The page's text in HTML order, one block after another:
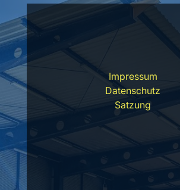
Impressum
Datenschutz
Satzung